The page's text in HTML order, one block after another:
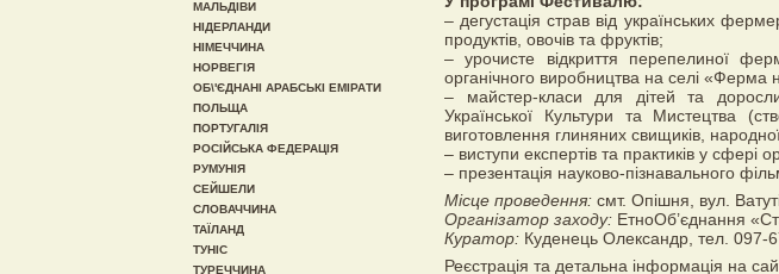
– дегустація страв від українських
продуктів, овочів та фруктів;
– урочисте відкриття перепелиної
органічного виробництва на селі «Ферма
– майстер-класи для дітей та
Української Культури та Мистецтва
виготовлення глиняних свищиків,
– виступи експертів та практиків у сфері
– презентація науково-пізнавального
Місце проведення: смт. Опішня, вул.
Організатор заходу: ЕтноОб’єднання
Куратор: Куденець Олександр, тел.
Реєстрація та детальна інформація на
МАЛЬДІВИ
НІДЕРЛАНДИ
НІМЕЧЧИНА
НОРВЕГІЯ
ОБ\'ЄДНАНІ АРАБСЬКІ ЕМІРАТИ
ПОЛЬЩА
ПОРТУГАЛІЯ
РОСІЙСЬКА ФЕДЕРАЦІЯ
РУМУНІЯ
СЕЙШЕЛИ
СЛОВАЧЧИНА
ТАЇЛАНД
ТУНІС
ТУРЕЧЧИНА